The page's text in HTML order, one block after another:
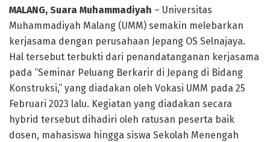
MALANG, Suara Muhammadiyah – Universitas
Muhammadiyah Malang (UMM) semakin melebarkan
kerjasama dengan perusahaan Jepang OS Selnajaya.
Hal tersebut terbukti dari penandatanganan kerjasama
pada “Seminar Peluang Berkarir di Jepang di Bidang
Konstruksi,” yang diadakan oleh Vokasi UMM pada 25
Februari 2023 lalu. Kegiatan yang diadakan secara
hybrid tersebut dihadiri oleh ratusan peserta baik
dosen, mahasiswa hingga siswa Sekolah Menengah